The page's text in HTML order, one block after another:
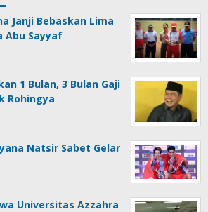
Janji Bebaskan Lima
Abu Sayyaf
1 Bulan, 3 Bulan Gaji
Rohingya
Natsir Sabet Gelar
Universitas Azzahra